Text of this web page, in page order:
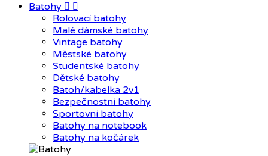
Batohy  
Rolovací batohy
Malé dámské batohy
Vintage batohy
Městské batohy
Studentské batohy
Dětské batohy
Batoh/kabelka 2v1
Bezpečnostní batohy
Sportovní batohy
Batohy na notebook
Batohy na kočárek